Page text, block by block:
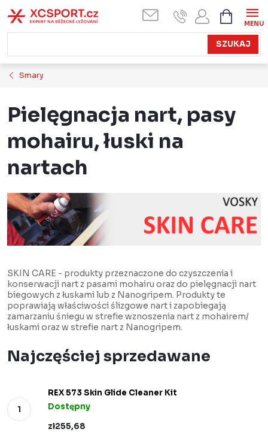
do
treści
SZUKAJ
Smary
Pielęgnacja nart, pasy
mohairu, łuski na
nartach
SKIN CARE - produkty przeznaczone do czyszczenia i
konserwacji nart z pasami mohairu oraz do pielęgnacji nart
biegowych z łuskami lub z Nanogripem. Produkty te
poprawiają właściwości ślizgowe nart i zapobiegają
zamarzaniu śniegu w strefie wznoszenia nart z mohairem/
łuskami oraz w strefie nart z Nanogripem.
Najczęściej sprzedawane
REX 573 Skin Glide Cleaner Kit
Dostępny
zł255,68